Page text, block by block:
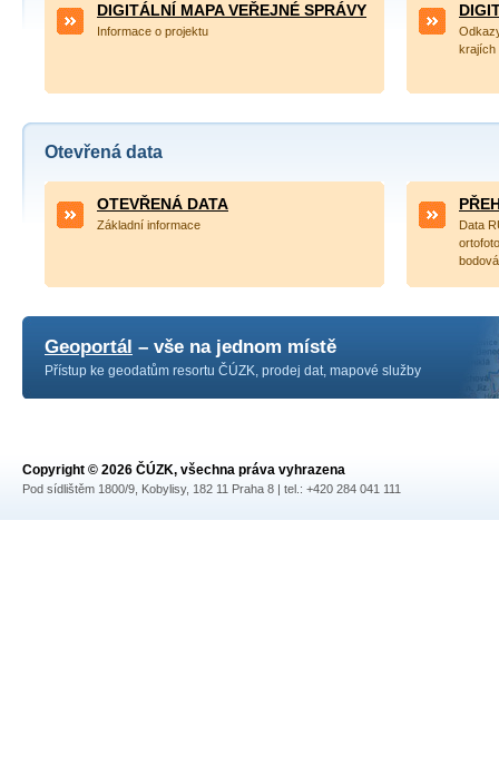
DIGITÁLNÍ MAPA VEŘEJNÉ SPRÁVY
Informace o projektu
krajích
Otevřená data
OTEVŘENÁ DATA
Základní informace
Data
Geoportál – vše na jednom místě
Přístup ke geodatům resortu ČÚZK, prodej dat, mapové služby
Copyright © 2026 ČÚZK, všechna práva vyhrazena
Pod sídlištěm 1800/9, Kobylisy, 182 11 Praha 8 | tel.: +420 284 041 111